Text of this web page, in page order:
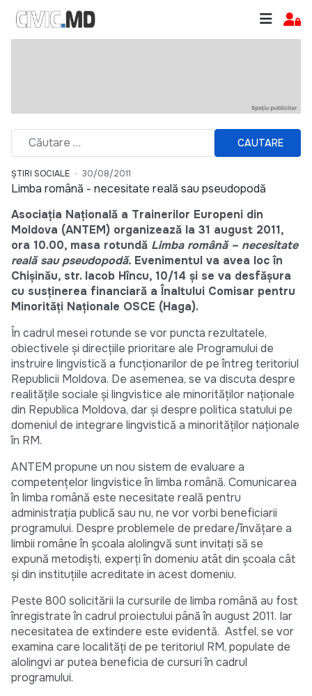
CAUTARE
ȘTIRI SOCIALE 30/08/2011
Limba română - necesitate reală sau pseudopodă
Asociaţia Naţională a Trainerilor Europeni din
Moldova (ANTEM) organizează la 31 august 2011,
ora 10.00, masa rotundă Limba română – necesitate
reală sau pseudopodă. Evenimentul va avea loc în
Chişinău, str. Iacob Hîncu, 10/14 şi se va desfăşura
cu susţinerea financiară a Înaltului Comisar pentru
Minorităţi Naţionale OSCE (Haga).
În cadrul mesei rotunde se vor puncta rezultatele,
obiectivele şi direcţiile prioritare ale Programului de
instruire lingvistică a funcţionarilor de pe întreg teritoriul
Republicii Moldova. De asemenea, se va discuta despre
realităţile sociale şi lingvistice ale minorităţilor naţionale
din Republica Moldova, dar şi despre politica statului pe
domeniul de integrare lingvistică a minorităţilor naţionale
în RM.
ANTEM propune un nou sistem de evaluare a
competenţelor lingvistice în limba română. Comunicarea
în limba română este necesitate reală pentru
administraţia publică sau nu, ne vor vorbi beneficiarii
programului. Despre problemele de predare/învăţare a
limbii române în şcoala alolingvă sunt invitaţi să se
expună metodişti, experţi în domeniu atât din şcoala cât
şi din instituţiile acreditate in acest domeniu.
Peste 800 solicitării la cursurile de limba română au fost
înregistrate în cadrul proiectului până în august 2011. Iar
necesitatea de extindere este evidentă. Astfel, se vor
examina care localităţi de pe teritoriul RM, populate de
alolingvi ar putea beneficia de cursuri în cadrul
programului.